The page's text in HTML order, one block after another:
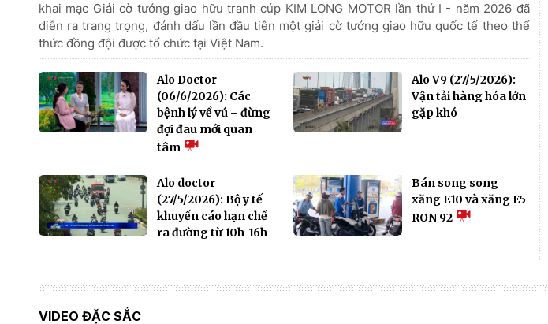
khai mạc Giải cờ tướng giao hữu tranh cúp KIM LONG MOTOR lần thứ I - năm 2026 đã
diễn ra trang trọng, đánh dấu lần đầu tiên một giải cờ tướng giao hữu quốc tế theo thể
thức đồng đội được tổ chức tại Việt Nam.
Alo Doctor
(06/6/2026): Các
bệnh lý về vú – đừng
đợi đau mới quan
tâm
Alo V9 (27/5/2026):
Vận tải hàng hóa lớn
gặp khó
Alo doctor
(27/5/2026): Bộ y tế
khuyến cáo hạn chế
ra đường từ 10h-16h
Bán song song
xăng E10 và xăng E5
RON 92
VIDEO ĐẶC SẮC